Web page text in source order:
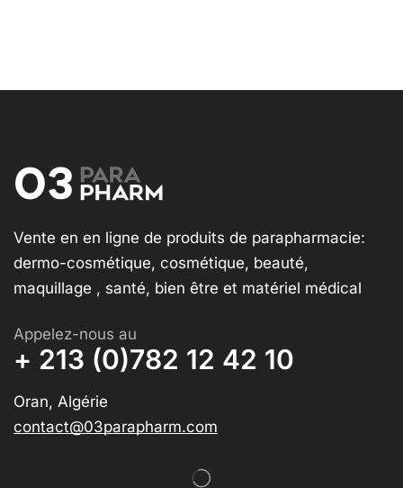
Vente en en ligne de produits de parapharmacie:
dermo-cosmétique, cosmétique, beauté,
maquillage , santé, bien être et matériel médical
Appelez-nous au
+ 213 (0)782 12 42 10
Oran, Algérie
contact@03parapharm.com